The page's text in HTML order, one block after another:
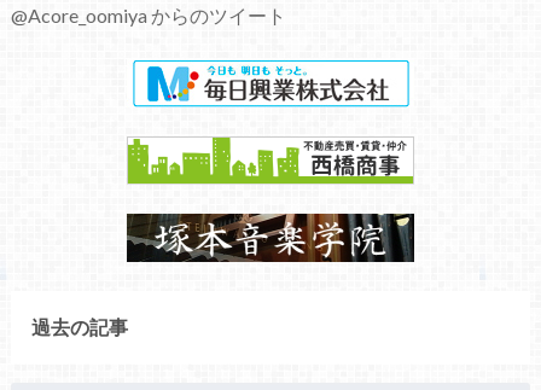
@Acore_oomiya からのツイート
過去の記事